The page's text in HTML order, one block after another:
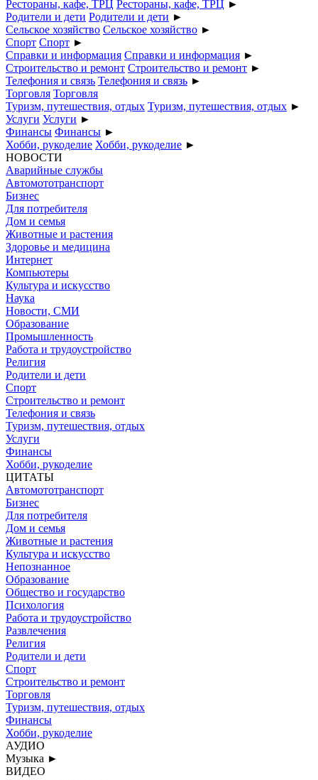
Рестораны, кафе, ТРЦ Рестораны, кафе, ТРЦ ►
Родители и дети Родители и дети ►
Сельское хозяйство Сельское хозяйство ►
Спорт Спорт ►
Справки и информация Справки и информация ►
Строительство и ремонт Строительство и ремонт ►
Телефония и связь Телефония и связь ►
Торговля Торговля
Туризм, путешествия, отдых Туризм, путешествия, отдых ►
Услуги Услуги ►
Финансы Финансы ►
Хобби, рукоделие Хобби, рукоделие ►
НОВОСТИ
Аварийные службы
Автомототранспорт
Бизнес
Для потребителя
Дом и семья
Животные и растения
Здоровье и медицина
Интернет
Компьютеры
Культура и искусство
Наука
Новости, СМИ
Образование
Промышленность
Работа и трудоустройство
Религия
Родители и дети
Спорт
Строительство и ремонт
Телефония и связь
Туризм, путешествия, отдых
Услуги
Финансы
Хобби, рукоделие
ЦИТАТЫ
Автомототранспорт
Бизнес
Для потребителя
Дом и семья
Животные и растения
Культура и искусство
Непознанное
Образование
Общество и государство
Психология
Работа и трудоустройство
Развлечения
Религия
Родители и дети
Спорт
Строительство и ремонт
Торговля
Туризм, путешествия, отдых
Финансы
Хобби, рукоделие
АУДИО
Музыка ►
ВИДЕО